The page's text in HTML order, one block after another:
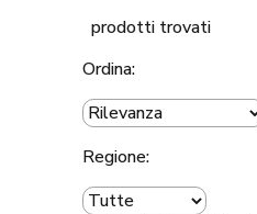
prodotti trovati
Ordina:
Regione: